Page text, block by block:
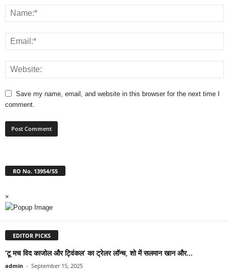
Save my name, email, and website in this browser for the next time I
comment.
RO No. 13954/55
×
EDITOR PICKS
‘टू मच विद काजोल और ट्विंकल’ का ट्रेलर लॉन्च, शो में सलमान खान और...
admin - September 15, 2025